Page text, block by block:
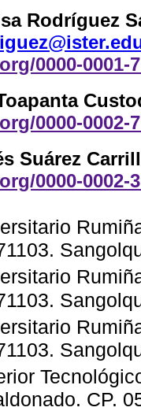
Rodríguez
0000-0001-
0000-0002-
Suárez
0000-0002-
CP.